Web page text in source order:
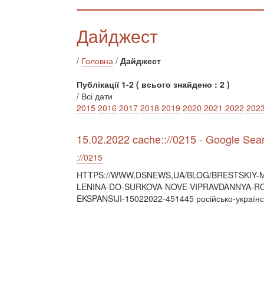
Дайджест
/ Головна / Дайджест
Публікації 1-2 ( всього знайдено : 2 )
/ Всі дати
2015 2016 2017 2018 2019 2020 2021 2022
15.02.2022 cache:://0215 - Google
://0215
HTTPS://WWW,DSNEWS,UA/BLOG/BRESTSKIY-
LENINA-DO-SURKOVA-NOVE-VIPRAVDANNYA-
EKSPANSIJI-15022022-451445 російсько-